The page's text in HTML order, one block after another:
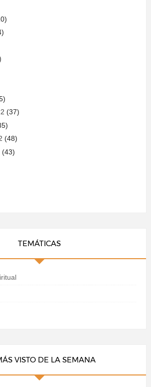
(37)
(48)
(43)
TEMÁTICAS
VISTO DE LA SEMANA